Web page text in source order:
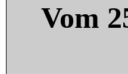
Vom